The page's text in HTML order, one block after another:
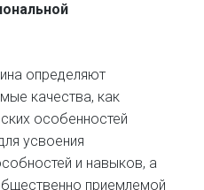
определяют
качества, как
особенностей
усвоения
и навыков, а
приемлемой